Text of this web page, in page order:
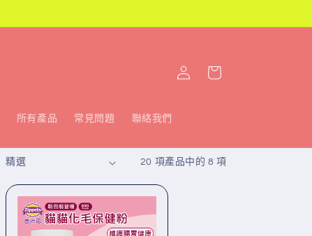
所有產品 常見問題 聯絡我們
入
物
20 項產品中的 8 項